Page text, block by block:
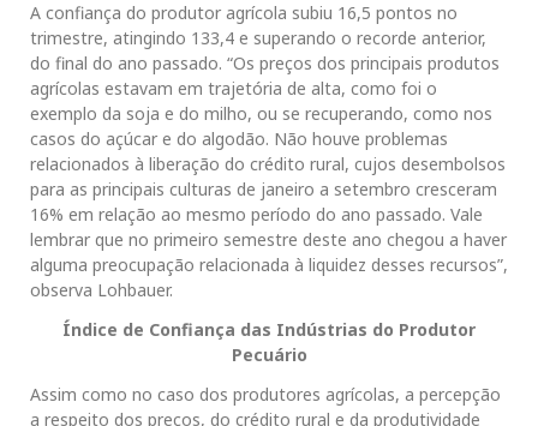
A confiança do produtor agrícola subiu 16,5 pontos no
trimestre, atingindo 133,4 e superando o recorde anterior,
do final do ano passado. “Os preços dos principais produtos
agrícolas estavam em trajetória de alta, como foi o
exemplo da soja e do milho, ou se recuperando, como nos
casos do açúcar e do algodão. Não houve problemas
relacionados à liberação do crédito rural, cujos desembolsos
para as principais culturas de janeiro a setembro cresceram
16% em relação ao mesmo período do ano passado. Vale
lembrar que no primeiro semestre deste ano chegou a haver
alguma preocupação relacionada à liquidez desses recursos”,
observa Lohbauer.
Índice de Confiança das Indústrias do Produtor
Pecuário
Assim como no caso dos produtores agrícolas, a percepção
a respeito dos preços, do crédito rural e da produtividade